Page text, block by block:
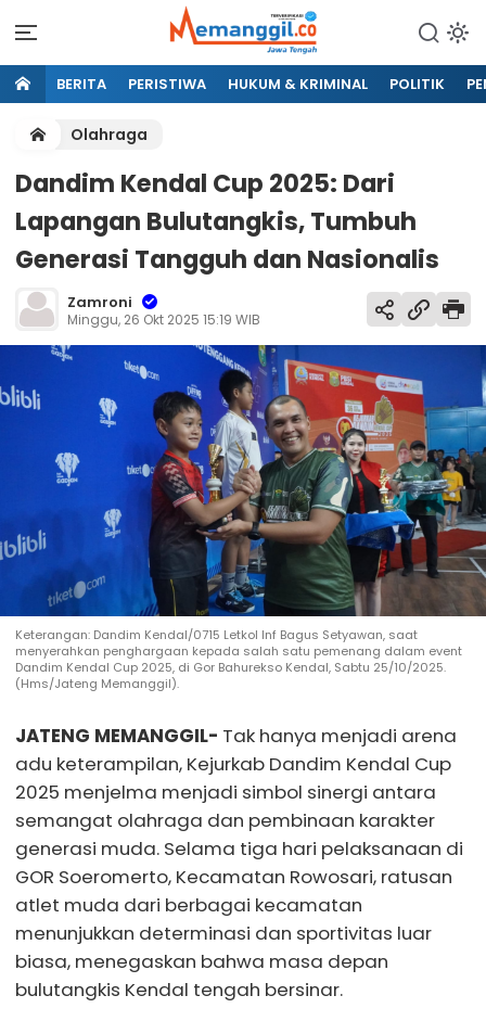
BERITA PERISTIWA HUKUM & KRIMINAL POLITIK
Olahraga
Dandim Kendal Cup 2025: Dari
Lapangan Bulutangkis, Tumbuh
Generasi Tangguh dan Nasionalis
Zamroni
Minggu, 26 Okt 2025 15:19 WIB
Keterangan: Dandim Kendal/0715 Letkol Inf Bagus Setyawan, saat
menyerahkan penghargaan kepada salah satu pemenang dalam event
Dandim Kendal Cup 2025, di Gor Bahurekso Kendal, Sabtu 25/10/2025.
(Hms/Jateng Memanggil).
JATENG MEMANGGIL- Tak hanya menjadi arena
adu keterampilan, Kejurkab Dandim Kendal Cup
2025 menjelma menjadi simbol sinergi antara
semangat olahraga dan pembinaan karakter
generasi muda. Selama tiga hari pelaksanaan di
GOR Soeromerto, Kecamatan Rowosari, ratusan
atlet muda dari berbagai kecamatan
menunjukkan determinasi dan sportivitas luar
biasa, menegaskan bahwa masa depan
bulutangkis Kendal tengah bersinar.